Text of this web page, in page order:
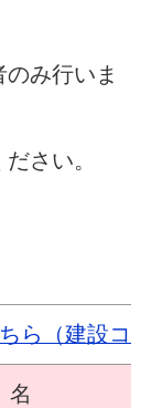
み行いま
さい。
ら（建設コ